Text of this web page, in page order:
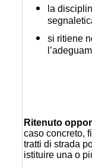
la
si ritiene
Ritenuto
caso concreto,
tratti di strada
istituire una o